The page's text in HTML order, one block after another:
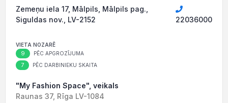
Zemeņu iela 17, Mālpils, Mālpils pag.,
Siguldas nov., LV-2152
22036000
VIETA NOZARĒ
9 PĒC APGROZĪJUMA
7 PĒC DARBINIEKU SKAITA
"My Fashion Space", veikals
Raunas 37, Rīga LV-1084